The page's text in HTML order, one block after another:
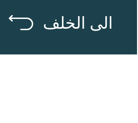
الى الخلف